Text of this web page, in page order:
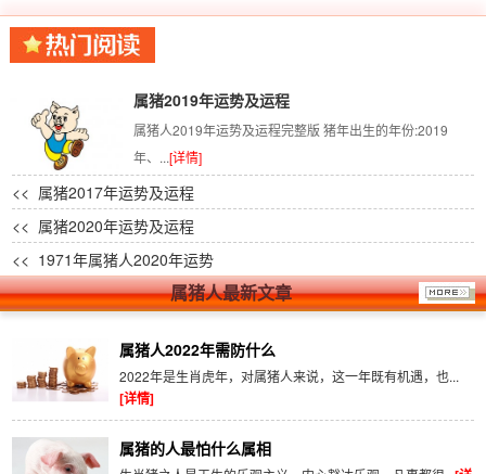
属猪2019年运势及运程
属猪人2019年运势及运程完整版 猪年出生的年份:2019
年、...[详情]
<< 属猪2017年运势及运程
<< 属猪2020年运势及运程
<< 1971年属猪人2020年运势
属猪人最新文章
属猪人2022年需防什么
2022年是生肖虎年，对属猪人来说，这一年既有机遇，也...
[详情]
属猪的人最怕什么属相